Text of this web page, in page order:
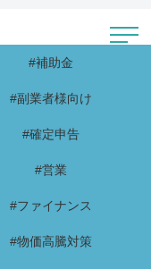
#補助金
#副業者様向け
#確定申告
#営業
#ファイナンス
#物価高騰対策